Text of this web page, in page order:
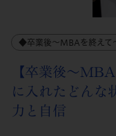
◆卒業後～MBAを終えて
【卒業後～
に入れたどんな
力と自信